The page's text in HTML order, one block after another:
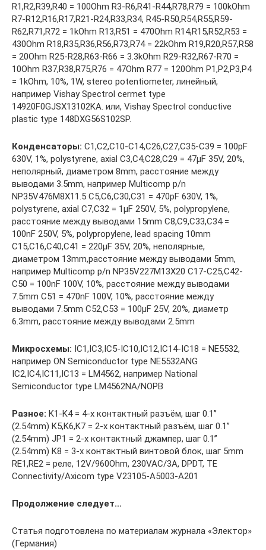
R1,R2,R39,R40 = 100Ohm R3-R6,R41-R44,R78,R79 = 100kOhm
R7-R12,R16,R17,R21-R24,R33,R34, R45-R50,R54,R55,R59-
R62,R71,R72 = 1kOhm R13,R51 = 470Ohm R14,R15,R52,R53 =
430Ohm R18,R35,R36,R56,R73,R74 = 22kOhm R19,R20,R57,R58
= 20Ohm R25-R28,R63-R66 = 3.3kOhm R29-R32,R67-R70 =
10Ohm R37,R38,R75,R76 = 47Ohm R77 = 120Ohm P1,P2,P3,P4
= 1kOhm, 10%, 1W, stereo potentiometer, линейный,
например Vishay Spectrol cermet type
14920F0GJSX13102KA. или, Vishay Spectrol conductive
plastic type 148DXG56S102SP.
Конденсаторы: C1,C2,C10-C14,C26,C27,C35-C39 = 100pF
630V, 1%, polystyrene, axial C3,C4,C28,C29 = 47µF 35V, 20%,
неполярный, диаметром 8mm, расстояние между
выводами 3.5mm, например Multicomp p/n
NP35V476M8X11.5 C5,C6,C30,C31 = 470pF 630V, 1%,
polystyrene, axial C7,C32 = 1µF 250V, 5%, polypropylene,
расстояние между выводами 15mm C8,C9,C33,C34 =
100nF 250V, 5%, polypropylene, lead spacing 10mm
C15,C16,C40,C41 = 220µF 35V, 20%, неполярные,
диаметром 13mm,расстояние между выводами 5mm,
например Multicomp p/n NP35V227M13X20 C17-C25,C42-
C50 = 100nF 100V, 10%, расстояние между выводами
7.5mm C51 = 470nF 100V, 10%, расстояние между
выводами 7.5mm C52,C53 = 100µF 25V, 20%, диаметр
6.3mm, расстояние между выводами 2.5mm
Микросхемы: IC1,IC3,IC5-IC10,IC12,IC14-IC18 = NE5532,
например ON Semiconductor type NE5532ANG
IC2,IC4,IC11,IC13 = LM4562, например National
Semiconductor type LM4562NA/NOPB
Разное: K1-K4 = 4-х контактный разъём, шаг 0.1’’
(2.54mm) K5,K6,K7 = 2-х контактный разъём, шаг 0.1’’
(2.54mm) JP1 = 2-х контактный джампер, шаг 0.1’’
(2.54mm) K8 = 3-х контактный винтовой блок, шаг 5mm
RE1,RE2 = реле, 12V/960Ohm, 230VAC/3A, DPDT, TE
Connectivity/Axicom type V23105-A5003-A201
Продолжение следует…
Статья подготовлена по материалам журнала «Электор»
(Германия)